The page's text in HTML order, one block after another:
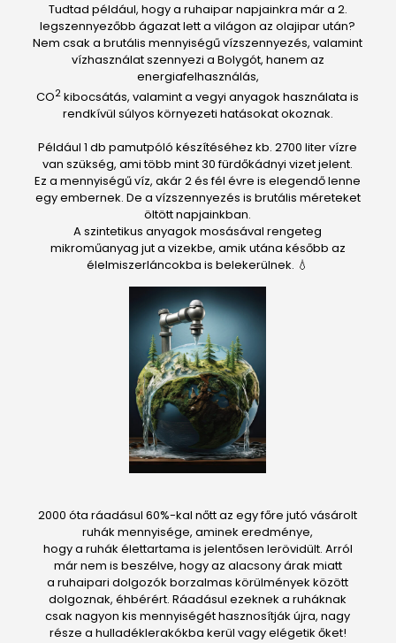
Tudtad például, hogy a ruhaipar napjainkra már a 2.
legszennyezőbb ágazat lett a világon az olajipar után?
Nem csak a brutális mennyiségű vízszennyezés, valamint
vízhasználat szennyezi a Bolygót, hanem az
energiafelhasználás,
CO2kibocsátás, valamint a vegyi anyagok használata is
rendkívül súlyos környezeti hatásokat okoznak.
Például 1 db pamutpóló készítéséhez kb. 2700 liter vízre
van szükség, ami több mint 30 fürdőkádnyi vizet jelent.
Ez a mennyiségű víz, akár 2 és fél évre is elegendő lenne
egy embernek. De a vízszennyezés is brutális méreteket
öltött napjainkban.
A szintetikus anyagok mosásával rengeteg
mikroműanyag jut a vizekbe, amik utána később az
élelmiszerláncokba is belekerülnek. 💧
2000 óta ráadásul 60%-kal nőtt az egy főre jutó vásárolt
ruhák mennyisége, aminek eredménye,
hogy a ruhák élettartama is jelentősen lerövidült. Arról
már nem is beszélve, hogy az alacsony árak miatt
a ruhaipari dolgozók borzalmas körülmények között
dolgoznak, éhbérért. Ráadásul ezeknek a ruháknak
csak nagyon kis mennyiségét hasznosítják újra, nagy
része a hulladéklerakókba kerül vagy elégetik őket!